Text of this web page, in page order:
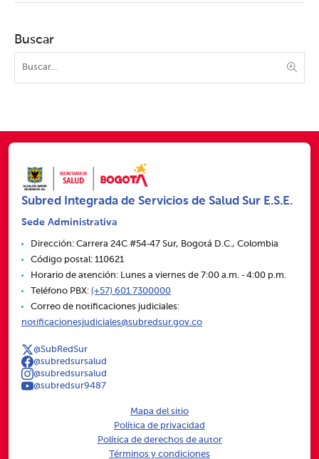
Buscar
Subred Integrada de Servicios de Salud Sur E.S.E.
Sede Administrativa
Dirección: Carrera 24C #54‑47 Sur, Bogotá D.C., Colombia
Código postal: 110621
Horario de atención: Lunes a viernes de 7:00 a.m. ‑ 4:00 p.m.
Teléfono PBX: (+57) 601 7300000
Correo de notificaciones judiciales:
notificacionesjudiciales@subredsur.gov.co
@SubRedSur
@subredsursalud
@subredsursalud
@subredsur9487
Mapa del sitio
Política de privacidad
Política de derechos de autor
Términos y condiciones